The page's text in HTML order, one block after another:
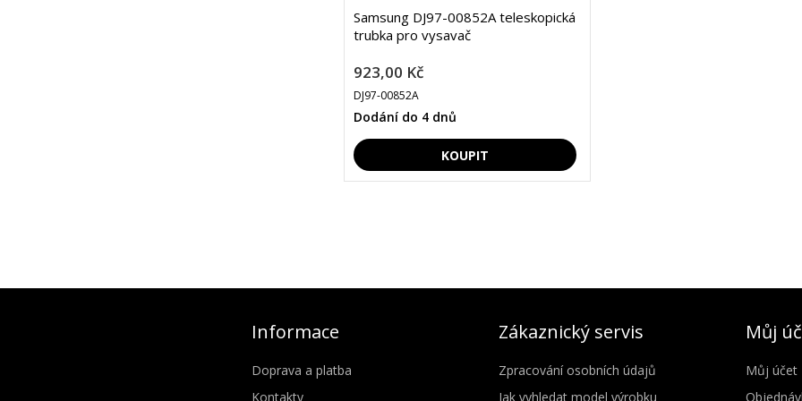
Samsung DJ97-00852A teleskopická
trubka pro vysavač
923,00 Kč
DJ97-00852A
Dodání do 4 dnů
Informace
Doprava a platba
Kontakty
Zákaznický servis
Zpracování osobních údajů
Jak vyhledat model výrobku
Můj
Můj účet